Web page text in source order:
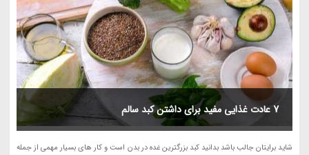
7 عادت غذایی مفید برای داشتن کبد سالم
شاید برایتان جالب باشد بدانید کبد بزرگترین غده در بدن است و کار های بسیار مهمی از جمله